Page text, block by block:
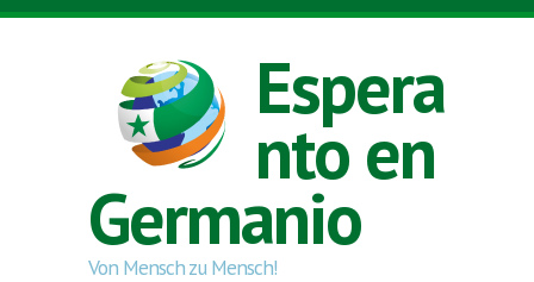
Skip to main content
Espera
nto en
Germanio
Von Mensch zu Mensch!